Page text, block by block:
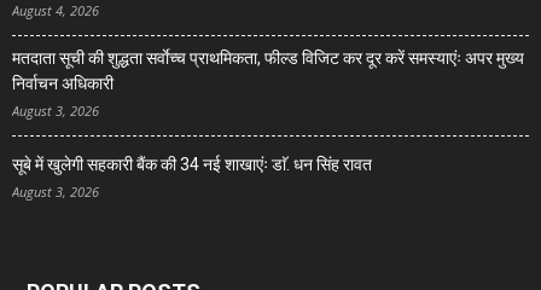
August 4, 2026
मतदाता सूची की शुद्धता सर्वाेच्च प्राथमिकता, फील्ड विजिट कर दूर करें समस्याएंः अपर मुख्य
निर्वाचन अधिकारी
August 3, 2026
सूबे में खुलेगी सहकारी बैंक की 34 नई शाखाएंः डाॅ. धन सिंह रावत
August 3, 2026